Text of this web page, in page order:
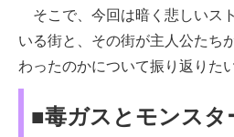
そこで、今回は暗く悲しいス
いる街と、その街が主人公たち
わったのかについて振り返りたい
■毒ガスとモンスタ